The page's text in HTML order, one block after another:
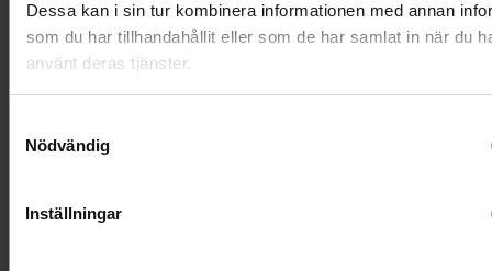
Dessa kan i sin tur kombinera informationen med annan
som du har tillhandahållit eller som de har samlat in när du
använt deras tjänster.
Nödvändig
Inställningar
A
PRODUKTBLAD
Rengöring i ugn: Ångrengöring
21 699:-